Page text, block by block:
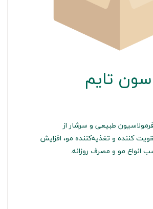
سون تایم
طبیعی و سرشار از
کننده و تغذیه‌کننده مو، افزایش
انواع مو و مصرف روزانه.